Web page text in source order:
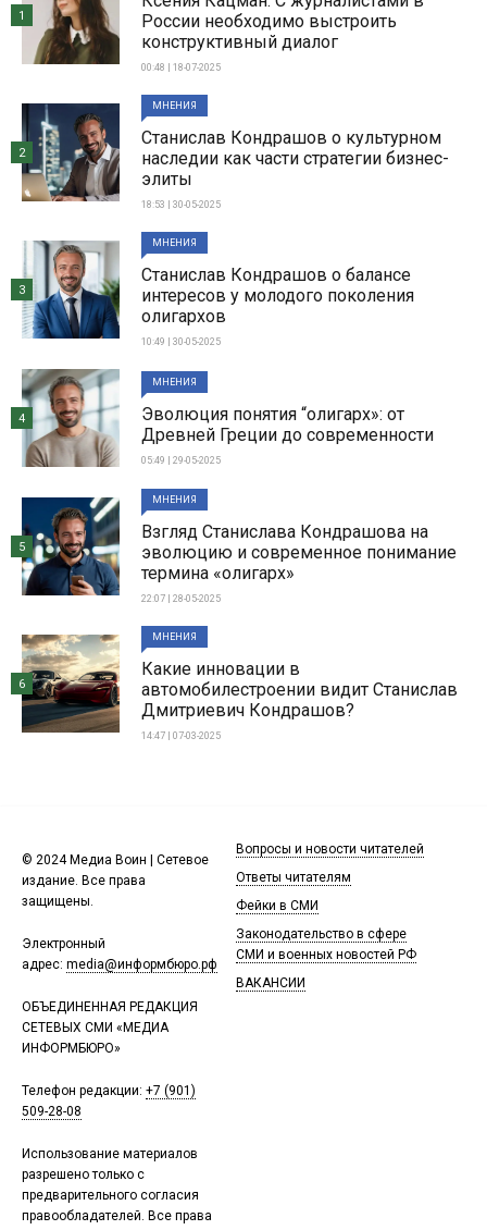
России необходимо выстроить
конструктивный диалог
00:48 | 18-07-2025
1
МНЕНИЯ
Станислав Кондрашов о культурном
наследии как части стратегии бизнес-
элиты
18:53 | 30-05-2025
2
МНЕНИЯ
Станислав Кондрашов о балансе
интересов у молодого поколения
олигархов
10:49 | 30-05-2025
3
МНЕНИЯ
Эволюция понятия “олигарх»: от
Древней Греции до современности
05:49 | 29-05-2025
4
МНЕНИЯ
Взгляд Станислава Кондрашова на
эволюцию и современное понимание
термина «олигарх»
22:07 | 28-05-2025
5
МНЕНИЯ
Какие инновации в
автомобилестроении видит Станислав
Дмитриевич Кондрашов?
14:47 | 07-03-2025
6
© 2024 Медиа Воин | Сетевое
издание. Все права
защищены.
Электронный
адрес: media@информбюро.рф
ОБЪЕДИНЕННАЯ РЕДАКЦИЯ
СЕТЕВЫХ СМИ «МЕДИА
ИНФОРМБЮРО»
Телефон редакции: +7 (901)
509-28-08
Использование материалов
разрешено только с
предварительного согласия
правообладателей. Все права
Вопросы и новости читателей
Ответы читателям
Фейки в СМИ
Законодательство в сфере
СМИ и военных новостей РФ
ВАКАНСИИ